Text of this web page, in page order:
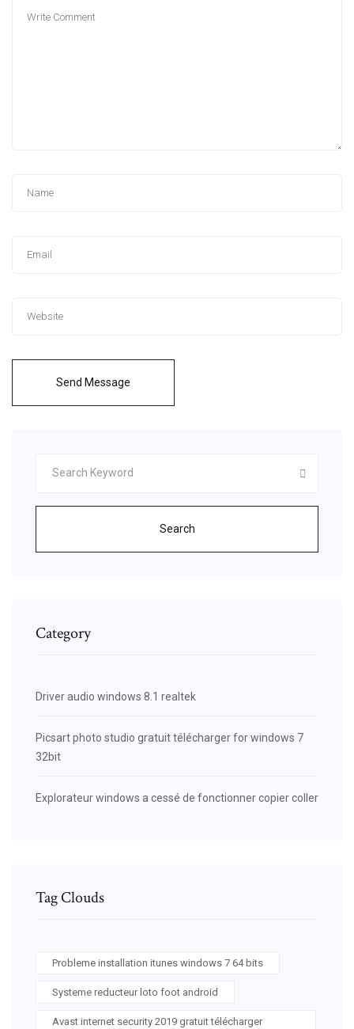
Send Message
Search
Category
Driver audio windows 8.1 realtek
Picsart photo studio gratuit télécharger for windows 7
32bit
Explorateur windows a cessé de fonctionner copier coller
Tag Clouds
Probleme installation itunes windows 7 64 bits
Systeme reducteur loto foot android
Avast internet security 2019 gratuit télécharger